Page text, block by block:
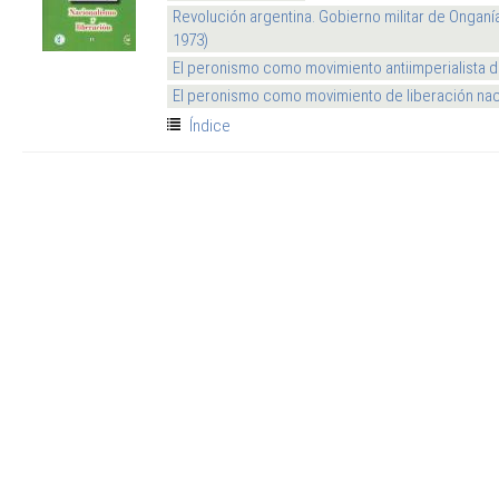
Revolución argentina. Gobierno militar de
1973)
El peronismo como movimiento antiimperialista
El peronismo como movimiento de liberación
Índice